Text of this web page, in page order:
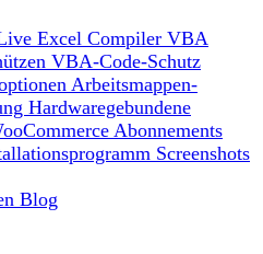
Excel Compiler VBA
VBA-Code-Schutz
Arbeitsmappen-
Hardwaregebundene
Abonnements
Screenshots
Blog